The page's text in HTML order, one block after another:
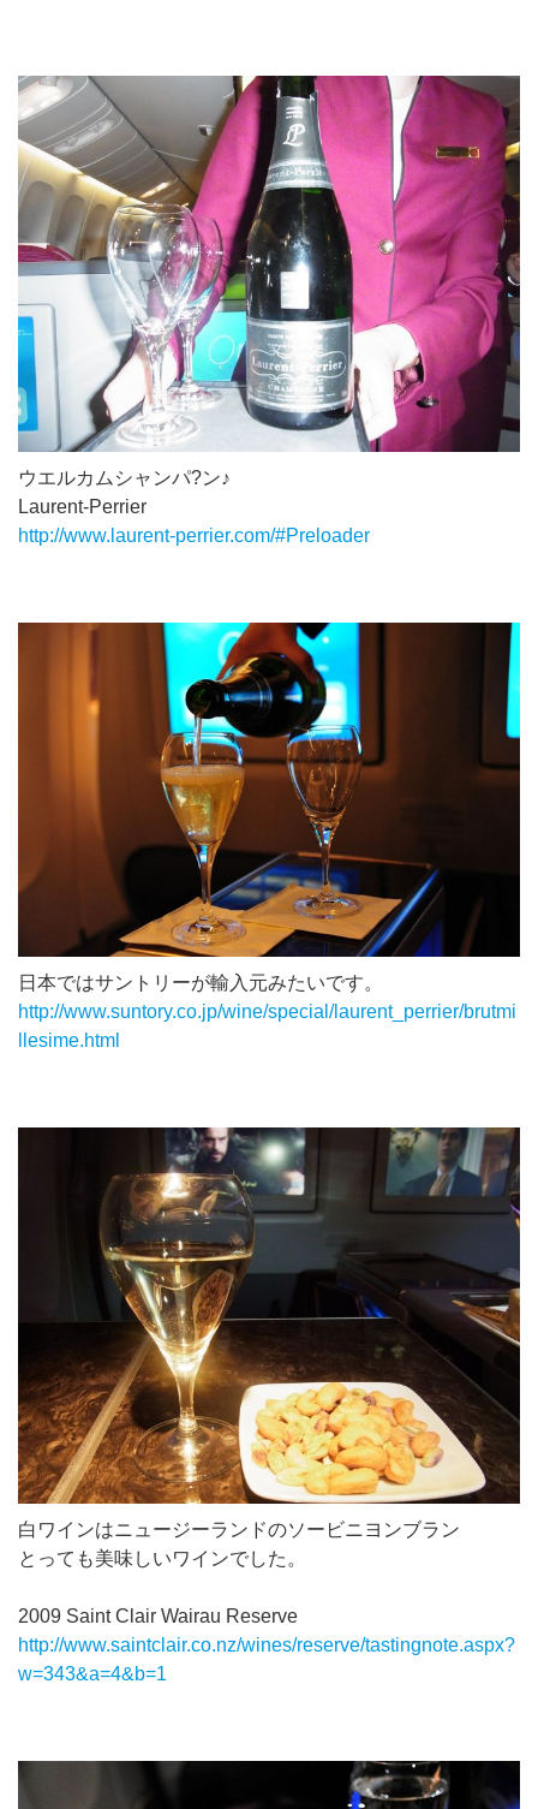
ウエルカムシャンパ?ン♪
Laurent-Perrier
http://www.laurent-perrier.com/#Preloader
日本ではサントリーが輸入元みたいです。
http://www.suntory.co.jp/wine/special/laurent_perrier/brutmi
llesime.html
白ワインはニュージーランドのソービニヨンブラン
とっても美味しいワインでした。
2009 Saint Clair Wairau Reserve
http://www.saintclair.co.nz/wines/reserve/tastingnote.aspx?
w=343&a=4&b=1